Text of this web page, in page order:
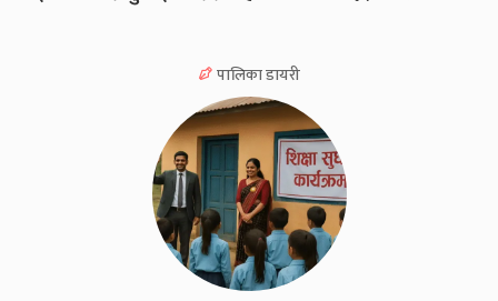
पालिका डायरी